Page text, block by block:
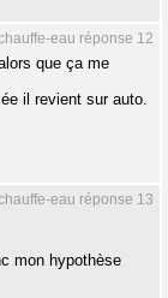
eau réponse 12
que ça me
il revient sur auto.
eau réponse 13
mon hypothèse